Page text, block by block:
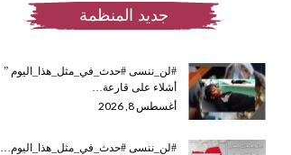
جديد المنظمة
#لن_ننسى #حدث_في_مثل_هذا_اليوم ”
أشلاء على قارعة…
أغسطس 8, 2026
#لن_ننسى #حدث_في_مثل_هذا_اليوم…